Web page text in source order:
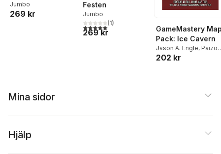
Jumbo
269 kr
Festen
Jumbo
5,0utav 5 stjärnor. Totalt antal röster:
(1)
269 kr
GameMastery
Pack: Ice Cavern
Jason A. Engle, Paizo
Staff
202 kr
Mina sidor
Hjälp